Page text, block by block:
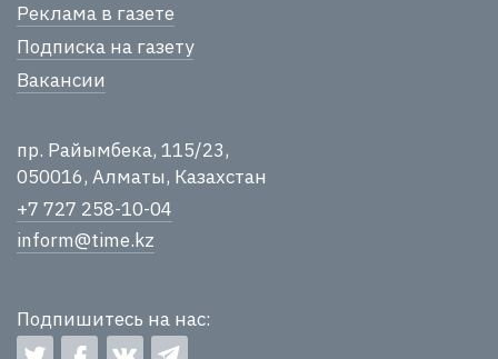
Реклама в газете
Подписка на газету
Вакансии
пр. Райымбека, 115/23,
050016, Алматы, Казахстан
+7 727 258-10-04
inform@time.kz
Подпишитесь на нас: